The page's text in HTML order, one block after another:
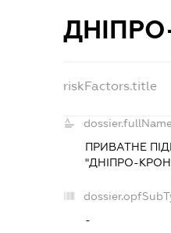
riskFactors.title
ПРИВАТНЕ
"ДНІПРО-
-